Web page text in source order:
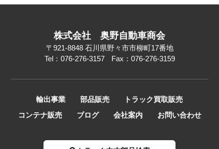
株式会社 奥野自動車商会
〒921-8848 石川県野々市市柳町17番地
Tel：076-276-3157
Fax：076-276-3159
輸出事業 部品販売
トラック買取販売
コンテナ販売
ブログ 会社案内 お問い合わせ